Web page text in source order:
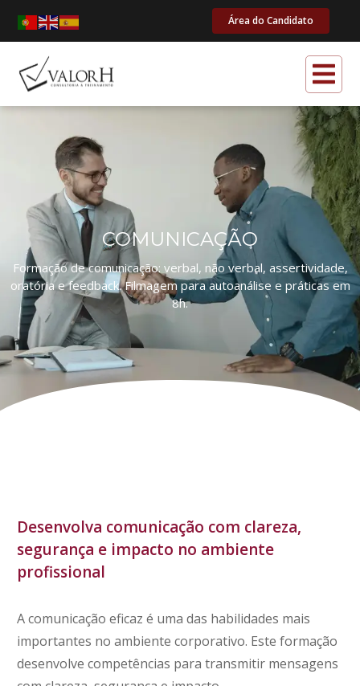
Área do Candidato
COMUNICAÇÃO
Formação de comunicação: verbal, não verbal, assertividade,
oratória e feedback. Filmagem para autoanálise e práticas em
8h.
Desenvolva comunicação com clareza,
segurança e impacto no ambiente
profissional
A comunicação eficaz é uma das habilidades mais
importantes no ambiente corporativo. Este formação
desenvolve competências para transmitir mensagens